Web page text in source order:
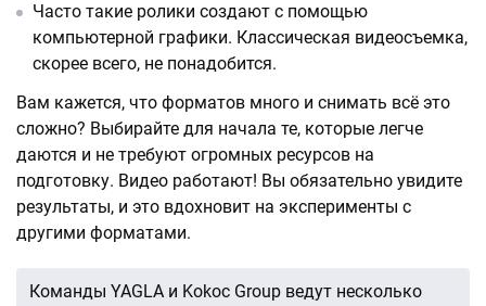
Часто такие ролики создают с помощью
компьютерной графики. Классическая видеосъемка,
скорее всего, не понадобится.
Вам кажется, что форматов много и снимать всё это
сложно? Выбирайте для начала те, которые легче
даются и не требуют огромных ресурсов на
подготовку. Видео работают! Вы обязательно увидите
результаты, и это вдохновит на эксперименты с
другими форматами.
Команды YAGLA и Kokoc Group ведут несколько